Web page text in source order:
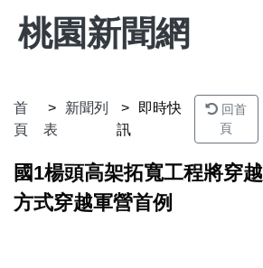
桃園新聞網
首
頁
新聞列
表
即時快
訊
回首
頁
國1楊頭高架拓寬工程將穿
方式穿越軍營首例